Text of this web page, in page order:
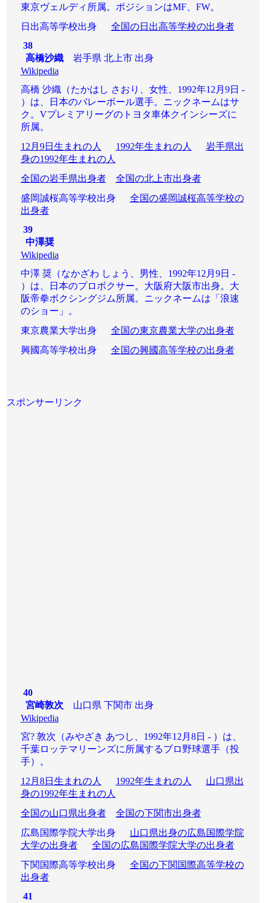
東京ヴェルディ所属。ポジションはMF、FW。
日出高等学校出身 全国の日出高等学校の出身者
38
高橋沙織岩手県 北上市 出身
Wikipedia
高橋 沙織（たかはし さおり、女性、1992年12月9日 -
）は、日本のバレーボール選手。ニックネームはサ
ク。Vプレミアリーグのトヨタ車体クインシーズに
所属。
12月9日生まれの人
1992年生まれの人
岩手県出
身の1992年生まれの人
全国の岩手県出身者
全国の北上市出身者
盛岡誠桜高等学校出身 全国の盛岡誠桜高等学校の
出身者
39
中澤奨
Wikipedia
中澤 奨（なかざわ しょう、男性、1992年12月9日 -
）は、日本のプロボクサー。大阪府大阪市出身。大
阪帝拳ボクシングジム所属。ニックネームは「浪速
のショー」。
東京農業大学出身 全国の東京農業大学の出身者
興國高等学校出身 全国の興國高等学校の出身者
スポンサーリンク
40
宮崎敦次 山口県 下関市 出身
Wikipedia
宮? 敦次（みやざき あつし、1992年12月8日 - ）は、
千葉ロッテマリーンズに所属するプロ野球選手（投
手）。
12月8日生まれの人
1992年生まれの人
山口県出
身の1992年生まれの人
全国の山口県出身者
全国の下関市出身者
広島国際学院大学出身 山口県出身の広島国際学院
大学の出身者
全国の広島国際学院大学の出身者
下関国際高等学校出身 全国の下関国際高等学校の
出身者
41